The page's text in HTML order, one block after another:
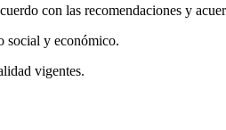
con las recomendaciones y
social y económico.
vigentes.